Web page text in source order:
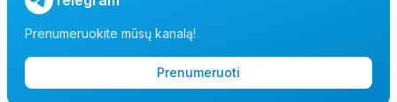
Prenumeruokite mūsų kanalą!
Prenumeruoti